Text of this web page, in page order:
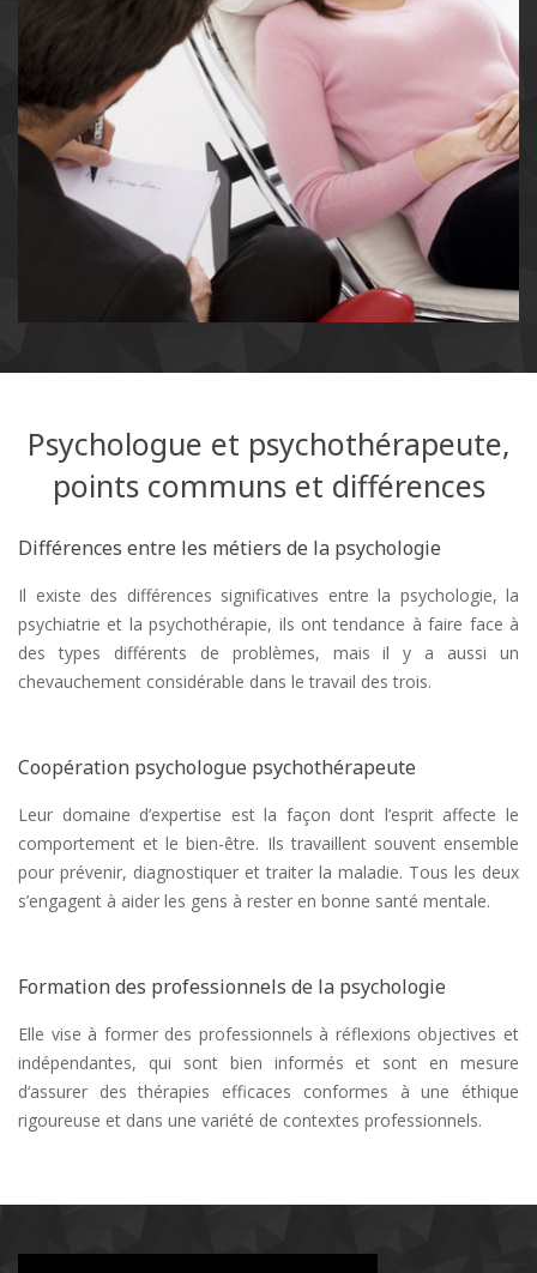
Psychologue et psychothérapeute,
points communs et différences
Différences entre les métiers de la psychologie
Il existe des différences significatives entre la psychologie, la
psychiatrie et la psychothérapie, ils ont tendance à faire face à
des types différents de problèmes, mais il y a aussi un
chevauchement considérable dans le travail des trois.
Coopération psychologue psychothérapeute
Leur domaine d’expertise est la façon dont l’esprit affecte le
comportement et le bien-être. Ils travaillent souvent ensemble
pour prévenir, diagnostiquer et traiter la maladie. Tous les deux
s’engagent à aider les gens à rester en bonne santé mentale.
Formation des professionnels de la psychologie
Elle vise à former des professionnels à réflexions objectives et
indépendantes, qui sont bien informés et sont en mesure
d‘assurer des thérapies efficaces conformes à une éthique
rigoureuse et dans une variété de contextes professionnels.